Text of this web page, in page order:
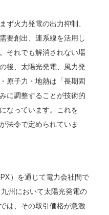
ず火力発電の出力抑制、
要創出、連系線を活用し
それでも解消されない場
後、太陽光発電、風力発
原子力・地熱は「長期固
に調整することが技術的
なっています。これを
法令で定められていま
）を通じて電力会社間で
州において太陽光発電の
は、その取引価格が急激